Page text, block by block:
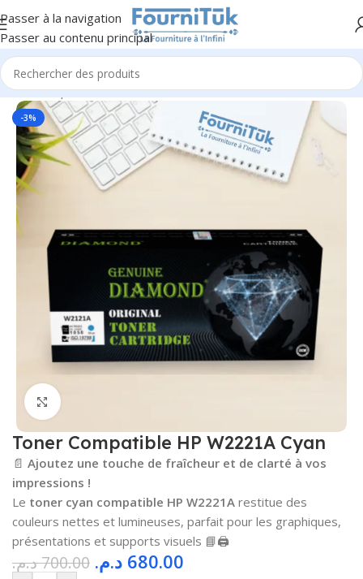
Passer à la navigation
Passer au contenu principal
Accueil/Impression & Consommables/Toners & Consommable
-3%
Cliquez pour agrandir
Toner Compatible HP W2221A Cyan
📄 Ajoutez une touche de fraîcheur et de clarté à vos
impressions !
Le toner cyan compatible HP W2221A restitue des
couleurs nettes et lumineuses, parfait pour les graphiques,
présentations et supports visuels 📘🖨️
700.00د.م. 680.00 د.م.